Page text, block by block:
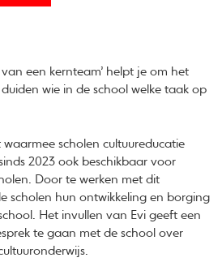
een kernteam’ helpt je om het
wie in de school welke taak op
waarmee scholen cultuureducatie
2023 ook beschikbaar voor
Door te werken met dit
scholen hun ontwikkeling en borging
Het invullen van Evi geeft een
te gaan met de school over